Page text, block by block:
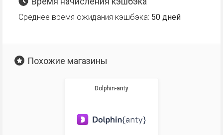
Среднее время ожидания кэшбэка: 50 дней
Похожие магазины
Dolphin-anty